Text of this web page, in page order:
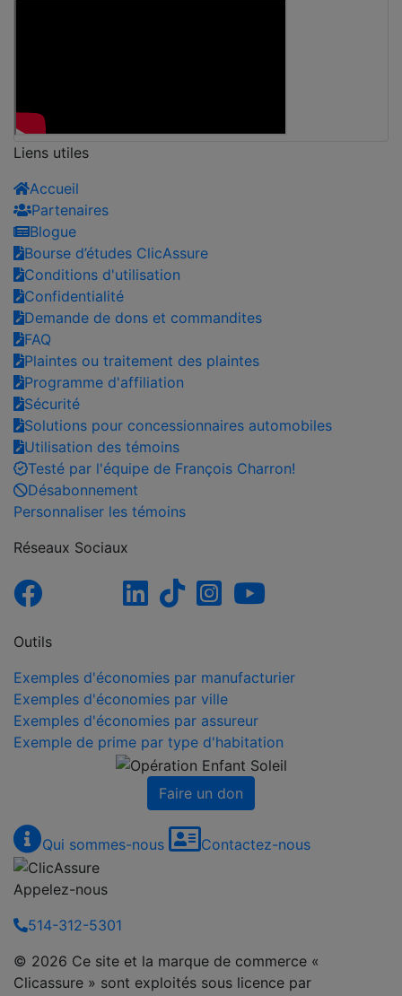
Liens utiles
Accueil
Partenaires
Blogue
Bourse d’études ClicAssure
Conditions d'utilisation
Confidentialité
Demande de dons et commandites
FAQ
Plaintes ou traitement des plaintes
Programme d'affiliation
Sécurité
Solutions pour concessionnaires automobiles
Utilisation des témoins
Testé par l'équipe de François Charron!
Désabonnement
Personnaliser les témoins
Réseaux Sociaux
Outils
Exemples d'économies par manufacturier
Exemples d'économies par ville
Exemples d'économies par assureur
Exemple de prime par type d'habitation
Faire un don
Qui sommes-nous Contactez-nous
Appelez-nous
514-312-5301
© 2026 Ce site et la marque de commerce «
Clicassure » sont exploités sous licence par